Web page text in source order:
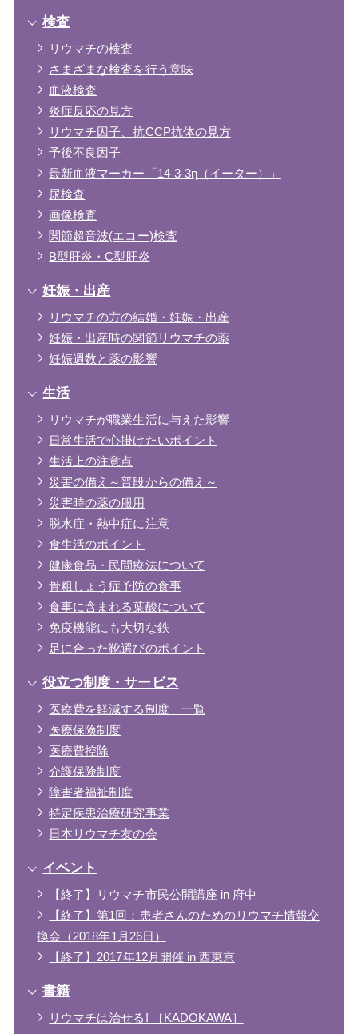
検査
リウマチの検査
さまざまな検査を行う意味
血液検査
炎症反応の見方
リウマチ因子、抗CCP抗体の見方
予後不良因子
最新血液マーカー「14-3-3η（イーター）」
尿検査
画像検査
関節超音波(エコー)検査
B型肝炎・C型肝炎
妊娠・出産
リウマチの方の結婚・妊娠・出産
妊娠・出産時の関節リウマチの薬
妊娠週数と薬の影響
生活
リウマチが職業生活に与えた影響
日常生活で心掛けたいポイント
生活上の注意点
災害の備え～普段からの備え～
災害時の薬の服用
脱水症・熱中症に注意
食生活のポイント
健康食品・民間療法について
骨粗しょう症予防の食事
食事に含まれる葉酸について
免疫機能にも大切な鉄
足に合った靴選びのポイント
役立つ制度・サービス
医療費を軽減する制度 一覧
医療保険制度
医療費控除
介護保険制度
障害者福祉制度
特定疾患治療研究事業
日本リウマチ友の会
イベント
【終了】リウマチ市民公開講座 in 府中
【終了】第1回：患者さんのためのリウマチ情報交
換会（2018年1月26日）
【終了】2017年12月開催 in 西東京
書籍
リウマチは治せる! ［KADOKAWA］